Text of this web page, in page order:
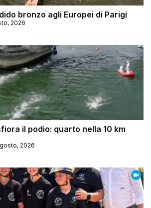
bronzo agli Europei di Parigi
2026
il podio: quarto nella 10 km
2026